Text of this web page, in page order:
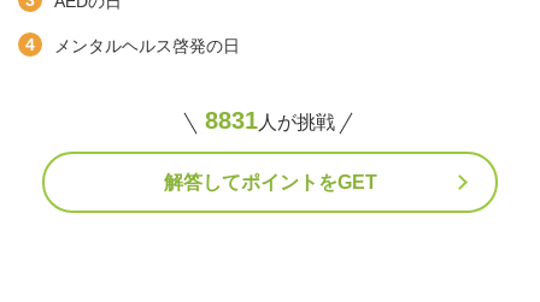
メンタルヘルス啓発の日
8831 人が挑戦
解答してポイントをGET